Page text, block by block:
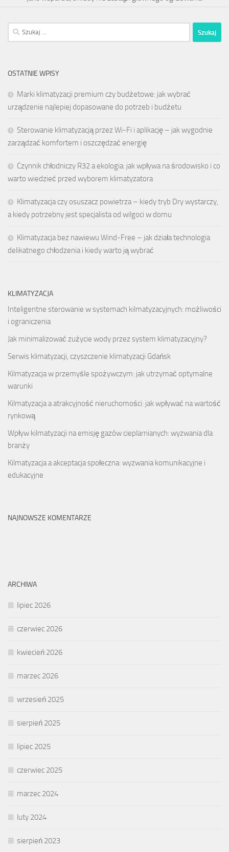
Szukaj:
OSTATNIE WPISY
Marki klimatyzacji premium czy budżetowe: jak wybrać
urządzenie najlepiej dopasowane do potrzeb i budżetu
Sterowanie klimatyzacją przez Wi-Fi i aplikację – jak wygodnie
zarządzać komfortem i oszczędzać energię
Czynnik chłodniczy R32 a ekologia: jak wpływa na środowisko i co
warto wiedzieć przed wyborem klimatyzatora
Klimatyzacja czy osuszacz powietrza – kiedy tryb Dry wystarczy,
a kiedy potrzebny jest specjalista od wilgoci w domu
Klimatyzacja bez nawiewu Wind-Free – jak działa technologia
delikatnego chłodzenia i kiedy warto ją wybrać
KLIMATYZACJA
Inteligentne sterowanie w systemach kilmatyzacyjnych: możliwości
i ograniczenia
Jak minimalizować zużycie wody przez system klimatyzacyjny?
Serwis klimatyzacji, czyszczenie klimatyzacji Gdańsk
Kilmatyzacja w przemyśle spożywczym: jak utrzymać optymalne
warunki
Kilmatyzacja a atrakcyjność nieruchomości: jak wpływać na wartość
rynkową
Wpływ kilmatyzacji na emisję gazów cieplarnianych: wyzwania dla
branży
Kilmatyzacja a akceptacja społeczna: wyzwania komunikacyjne i
edukacyjne
NAJNOWSZE KOMENTARZE
ARCHIWA
lipiec 2026
czerwiec 2026
kwiecień 2026
marzec 2026
wrzesień 2025
sierpień 2025
lipiec 2025
czerwiec 2025
marzec 2024
luty 2024
sierpień 2023